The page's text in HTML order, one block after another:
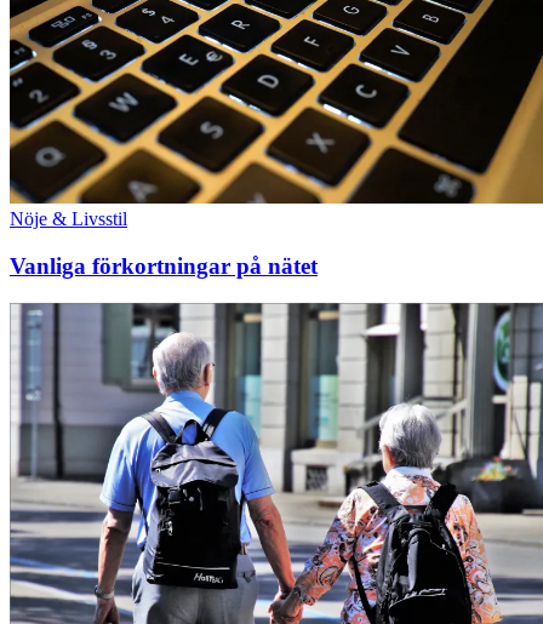
Nöje & Livsstil
Vanliga förkortningar på nätet